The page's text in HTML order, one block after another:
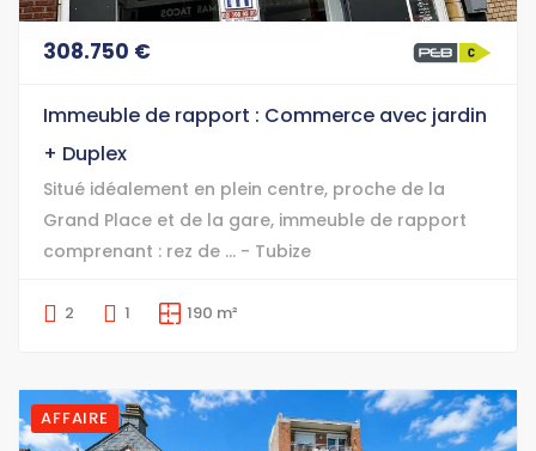
308.750 €
Immeuble de rapport : Commerce avec jardin
+ Duplex
Situé idéalement en plein centre, proche de la
Grand Place et de la gare, immeuble de rapport
comprenant : rez de ... - Tubize
2 1 190 m²
AFFAIRE